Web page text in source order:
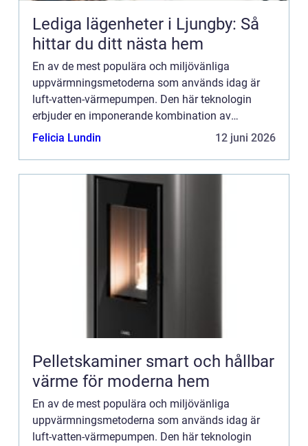
Lediga lägenheter i Ljungby: Så
hittar du ditt nästa hem
En av de mest populära och miljövänliga
uppvärmningsmetoderna som används idag är
luft-vatten-värmepumpen. Den här teknologin
erbjuder en imponerande kombination av
kostnadseffektivitet, energieffektivitet och ...
Felicia Lundin 12 juni 2026
Pelletskaminer smart och hållbar
värme för moderna hem
En av de mest populära och miljövänliga
uppvärmningsmetoderna som används idag är
luft-vatten-värmepumpen. Den här teknologin